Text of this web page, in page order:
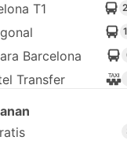
T1
Barcelona
Transfer